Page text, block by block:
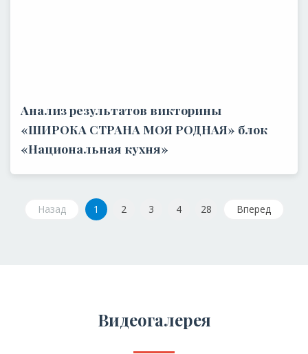
Анализ результатов викторины
«ШИРОКА СТРАНА МОЯ РОДНАЯ» блок
«Национальная кухня»
Назад 1 2 3 4 28 Вперед
Видеогалерея